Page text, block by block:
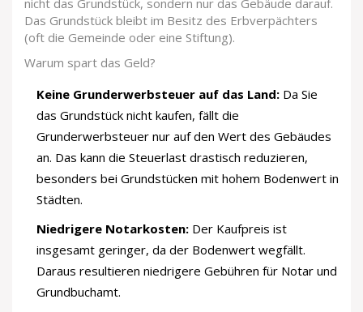
nicht das Grundstück, sondern nur das Gebäude darauf.
Das Grundstück bleibt im Besitz des Erbverpächters
(oft die Gemeinde oder eine Stiftung).
Warum spart das Geld?
Keine Grunderwerbsteuer auf das Land: Da Sie
das Grundstück nicht kaufen, fällt die
Grunderwerbsteuer nur auf den Wert des Gebäudes
an. Das kann die Steuerlast drastisch reduzieren,
besonders bei Grundstücken mit hohem Bodenwert in
Städten.
Niedrigere Notarkosten: Der Kaufpreis ist
insgesamt geringer, da der Bodenwert wegfällt.
Daraus resultieren niedrigere Gebühren für Notar und
Grundbuchamt.